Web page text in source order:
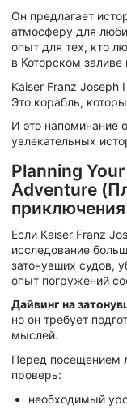
Он предлагает
атмосферу для
опыт для тех, кто
в Которском
Kaiser Franz Joseph
Это корабль,
И это напоминание
увлекательных
Planning
Adventure
Если Kaiser Franz
исследование
затонувших судов,
опыт погружений
Дайвинг на
но он требует
мыслей.
Перед посещением
проверь:
необходимый